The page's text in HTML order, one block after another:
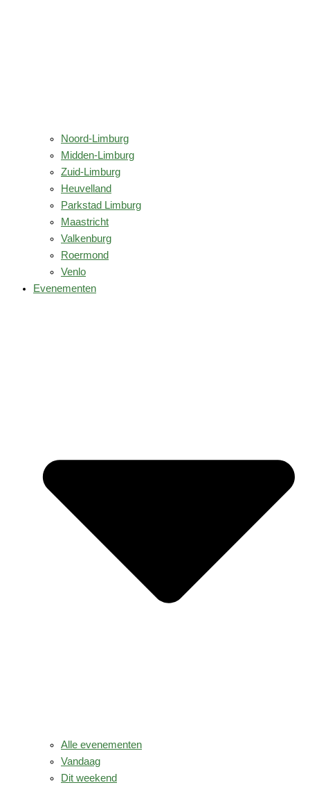
Noord-Limburg
Midden-Limburg
Zuid-Limburg
Heuvelland
Parkstad Limburg
Maastricht
Valkenburg
Roermond
Venlo
Evenementen
Alle evenementen
Vandaag
Dit weekend